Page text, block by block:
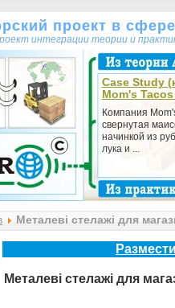
проект в
интеграции теории и
Case Study
Mom's Tacos
Компания
свернутая
начинкой из
лука и ...
Металеві стелажі для
Металеві стелажі для